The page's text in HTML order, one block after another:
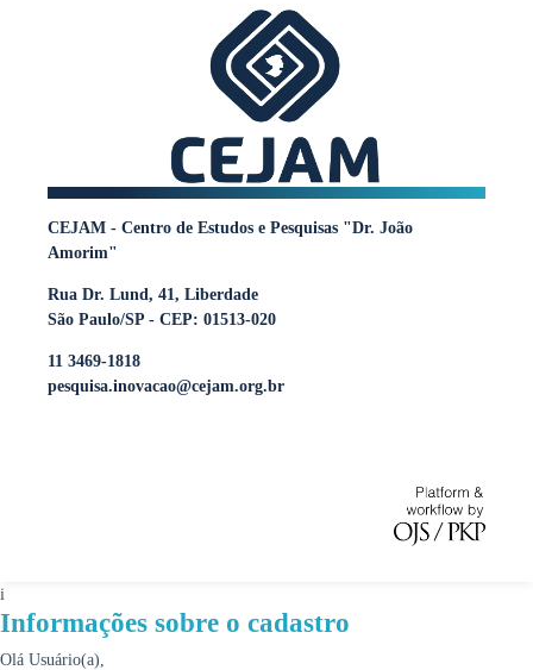
CEJAM - Centro de Estudos e Pesquisas "Dr. João
Amorim"
Rua Dr. Lund, 41, Liberdade
São Paulo/SP - CEP: 01513-020
11 3469-1818
pesquisa.inovacao@cejam.org.br
i
Informações sobre o cadastro
Olá Usuário(a),